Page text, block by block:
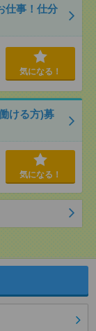
仕事！仕分
気になる！
ける方)募
気になる！